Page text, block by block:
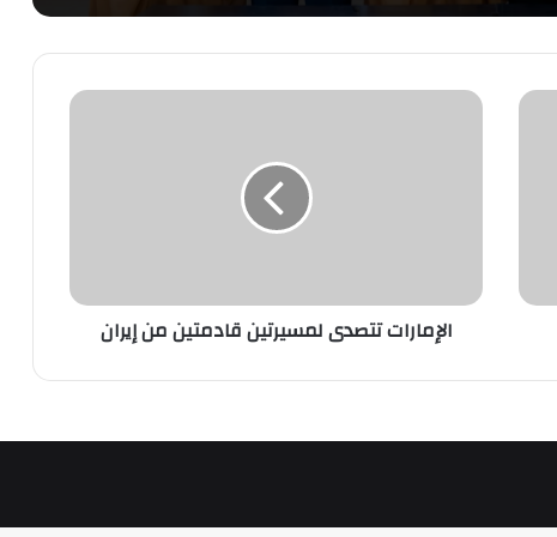
الإمارات
الإمارات تتصدى لمسيرتين قادمتين من إيران